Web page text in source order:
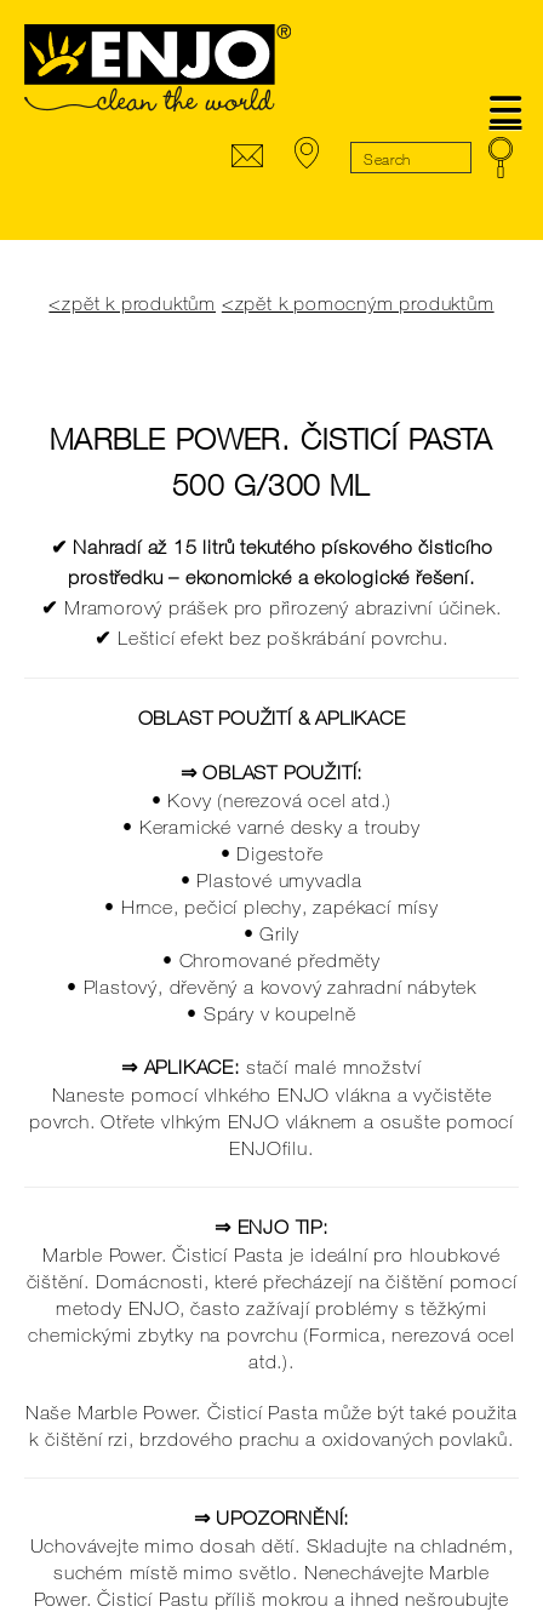
<zpět k produktům <zpět k pomocným produktům
MARBLE POWER. ČISTICÍ PASTA
500 G/300 ML
✔ Nahradí až 15 litrů tekutého pískového čisticího
prostředku – ekonomické a ekologické řešení.
✔ Mramorový prášek pro přirozený abrazivní účinek.
✔ Lešticí efekt bez poškrábání povrchu.
OBLAST POUŽITÍ & APLIKACE
⇒ OBLAST POUŽITÍ:
• Kovy (nerezová ocel atd.)
• Keramické varné desky a trouby
• Digestoře
• Plastové umyvadla
• Hrnce, pečicí plechy, zapékací mísy
• Grily
• Chromované předměty
• Plastový, dřevěný a kovový zahradní nábytek
• Spáry v koupelně
⇒ APLIKACE: stačí malé množství
Naneste pomocí vlhkého ENJO vlákna a vyčistěte
povrch. Otřete vlhkým ENJO vláknem a osušte pomocí
ENJOfilu.
⇒ ENJO TIP:
Marble Power. Čisticí Pasta je ideální pro hloubkové
čištění. Domácnosti, které přecházejí na čištění pomocí
metody ENJO, často zažívají problémy s těžkými
chemickými zbytky na povrchu (Formica, nerezová ocel
atd.).
Naše Marble Power. Čisticí Pasta může být také použita
k čištění rzi, brzdového prachu a oxidovaných povlaků.
⇒ UPOZORNĚNÍ:
Uchovávejte mimo dosah dětí. Skladujte na chladném,
suchém místě mimo světlo. Nenechávejte Marble
Power. Čisticí Pastu příliš mokrou a ihned nešroubujte